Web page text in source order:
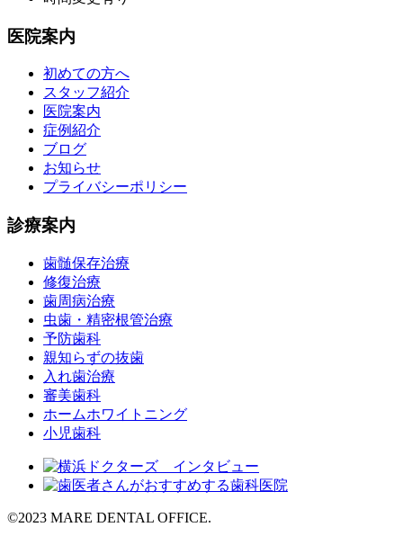
医院案内
初めての方へ
スタッフ紹介
医院案内
症例紹介
ブログ
お知らせ
プライバシーポリシー
診療案内
歯髄保存治療
修復治療
歯周病治療
虫歯・精密根管治療
予防歯科
親知らずの抜歯
入れ歯治療
審美歯科
ホームホワイトニング
小児歯科
©2023 MARE DENTAL OFFICE.